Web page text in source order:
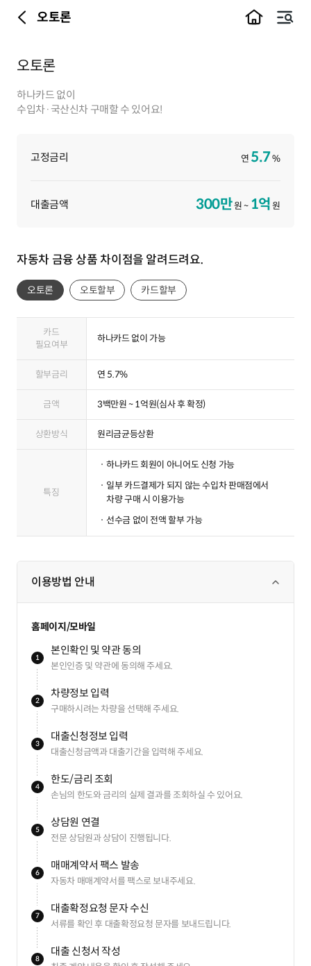
오토론
오토론
하나카드 없이
수입차·국산신차 구매할 수 있어요!
고정금리 연 5.7%
대출금액 300만원 ~ 1억원
자동차 금융 상품 차이점을 알려드려요.
오토론 오토할부 카드할부
카드
필요여부
하나카드 없이 가능
할부금리 연 5.7%
금액 3백만원 ~ 1억원(심사 후 확정)
상환방식 원리금균등상환
특징
하나카드 회원이 아니어도 신청 가능
일부 카드결제가 되지 않는 수입차 판매점에서
차량 구매 시 이용가능
선수금 없이 전액 할부 가능
이용방법 안내
홈페이지/모바일
1
본인확인 및 약관 동의
본인인증 및 약관에 동의해 주세요.
2
차량정보 입력
구매하시려는 차량을 선택해 주세요.
3
대출신청정보 입력
대출신청금액과 대출기간을 입력해 주세요.
4
한도/금리 조회
손님의 한도와 금리의 실제 결과를 조회하실 수 있어요.
5
상담원 연결
전문 상담원과 상담이 진행됩니다.
6
매매계약서 팩스 발송
자동차 매매계약서를 팩스로 보내주세요.
7
대출확정요청 문자 수신
서류를 확인 후 대출확정요청 문자를 보내드립니다.
8
대출 신청서 작성